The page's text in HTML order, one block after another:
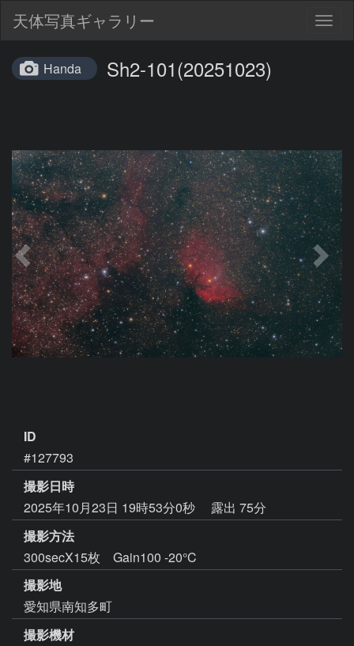
天体写真ギャラリー
Handa Sh2-101(20251023)
ID
#127793
撮影日時
2025年10月23日 19時53分0秒
露出 75分
撮影方法
300secX15枚 Gain100 -20°C
撮影地
愛知県南知多町
撮影機材